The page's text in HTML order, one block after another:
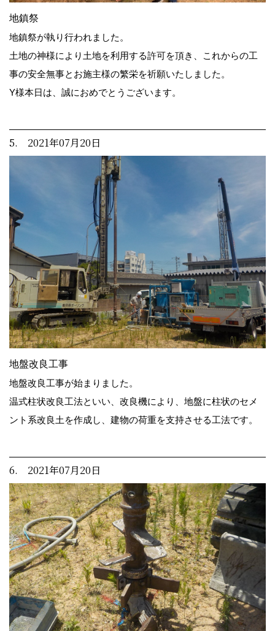
地鎮祭
地鎮祭が執り行われました。
土地の神様により土地を利用する許可を頂き、これからの工
事の安全無事とお施主様の繁栄を祈願いたしました。
Y様本日は、誠におめでとうございます。
5. 2021年07月20日
地盤改良工事
地盤改良工事が始まりました。
温式柱状改良工法といい、改良機により、地盤に柱状のセメ
ント系改良土を作成し、建物の荷重を支持させる工法です。
6. 2021年07月20日